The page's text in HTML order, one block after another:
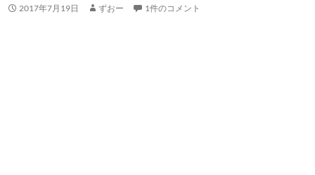
2017年7月19日 ずおー 1件のコメント